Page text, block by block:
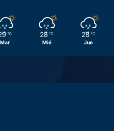
℃
Mar
28 ℃
Mié
28 ℃
Jue